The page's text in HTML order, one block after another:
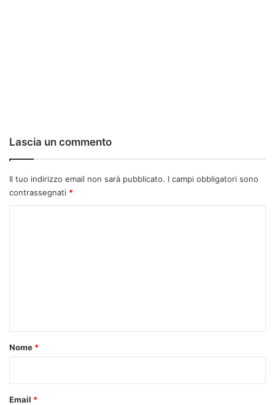
Lascia un commento
Il tuo indirizzo email non sarà pubblicato. I campi obbligatori sono
contrassegnati *
o
Nome *
Email *